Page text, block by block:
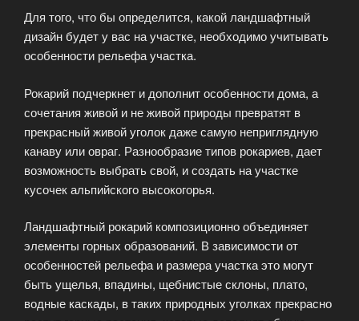
Для того, что бы определится, какой ландшафтный
дизайн будет у вас на участке, необходимо учитывать
особенности рельефа участка.
Рокарий подчеркнет и дополнит особенности дома, а
сочетания живой и не живой природы превратят в
прекрасный живой уголок даже самую неприглядную
канаву или овраг. Разнообразие типов рокариев, дает
возможность выбрать свой, и создать на участке
кусочек альпийского высокогорья.
Ландшафтный рокарий композиционно объединяет
элементы горных образований. В зависимости от
особенностей рельефа и размера участка это могут
быть ущелья, впадины, щебнистые склоны, плато,
водные каскады, в таких природных уголках прекрасно